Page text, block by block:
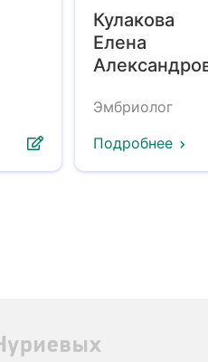
Кулакова
Елена
Эмбриолог
Подробнее